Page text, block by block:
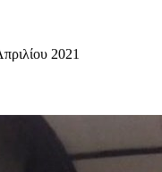
2021